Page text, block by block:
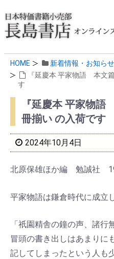
HOME
新着情報・お知らせ
『延慶本 平家物語 本文
す
『延慶本 平家物
冊揃い の入荷です
2024年10月4日
北原保雄ほか編 勉誠社
平家物語は鎌倉時代に成立
「祇園精舎の鐘の声、諸行
冒頭の書き出しはあまりに
記してしまったという人も